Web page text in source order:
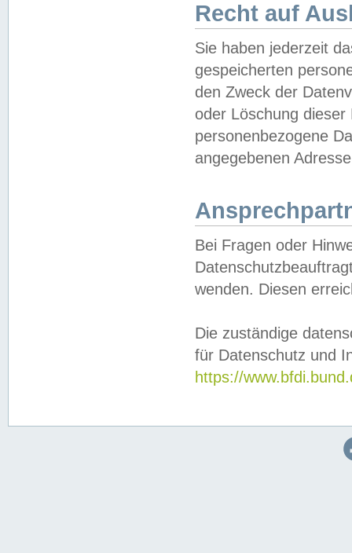
Recht auf
Sie haben jederzeit
gespeicherten
den Zweck der
oder Löschung
personenbezogene
angegebenen
Bei Fragen oder
wenden. Diesen
Die zuständige
für Datenschutz und
https://